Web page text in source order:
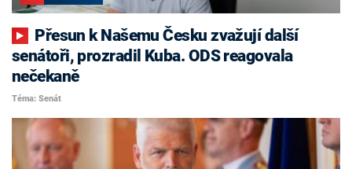
senátoři, prozradil Kuba. ODS reagovala
nečekaně
Téma: Senát